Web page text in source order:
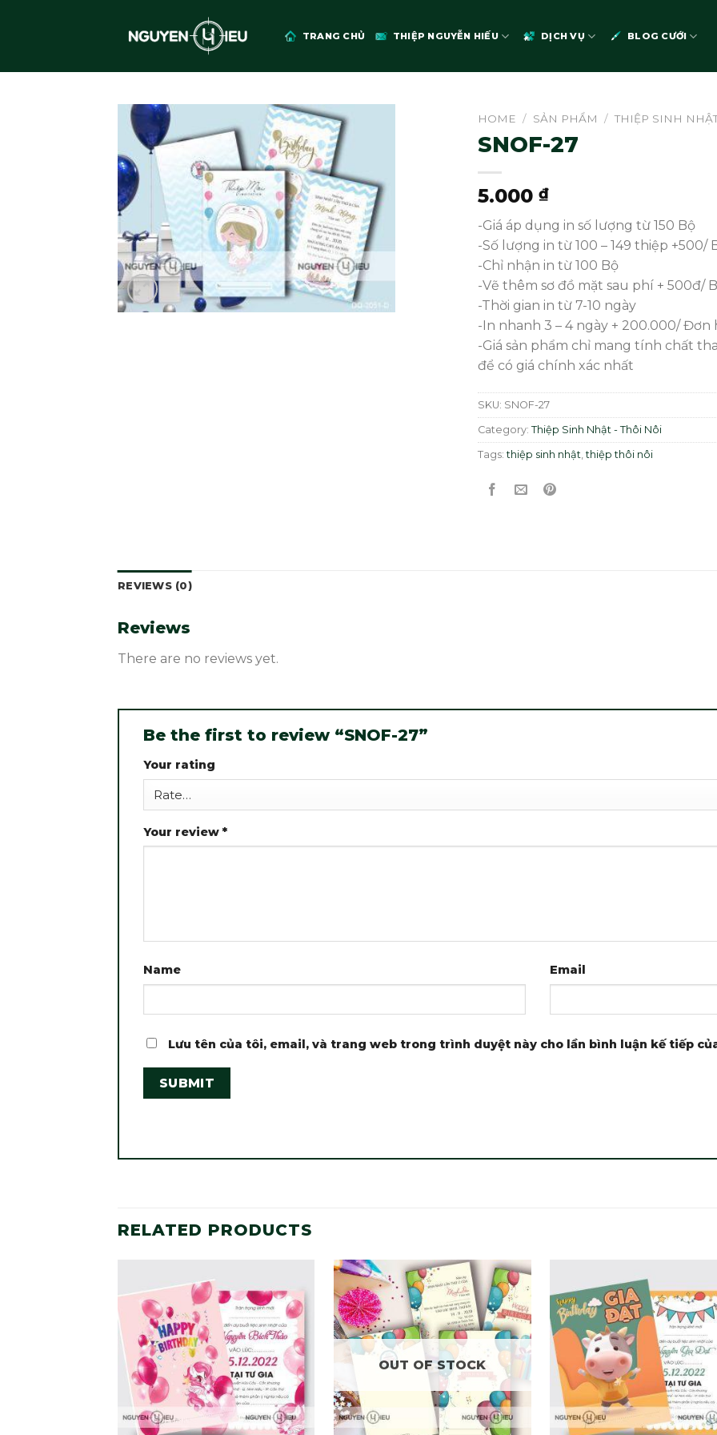
TRANG CHỦ THIỆP NGUYỄN HIẾU DỊCH VỤ BLOG CƯỚI
HOME / SẢN PHẨM / THIỆP SINH
SNOF-27
5.000 ₫
-Giá áp dụng in số lượng từ 150 Bộ
-Số lượng in từ 100 – 149 thiệp +500/
-Chỉ nhận in từ 100 Bộ
-Vẽ thêm sơ đồ mặt sau phí + 500đ/
-Thời gian in từ 7-10 ngày
-In nhanh 3 – 4 ngày + 200.000/ Đơn
-Giá sản phẩm chỉ mang tính chất
để có giá chính xác nhất
SKU: SNOF-27
Category: Thiệp Sinh Nhật - Thôi Nôi
Tags:thiệp sinh nhật ,thiệp thôi nôi
REVIEWS (0)
Reviews
There are no reviews yet.
Be the first to review “SNOF-27”
Your rating
Your review *
Name Email
Lưu tên của tôi, email, và trang web trong trình duyệt này cho lần bình luận kế tiếp
RELATED PRODUCTS
OUT OF STOCK